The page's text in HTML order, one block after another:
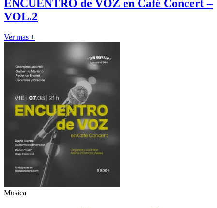
ENCUENTRO de VOZ en Café Concert –
VOL.2
Ver mas +
Musica